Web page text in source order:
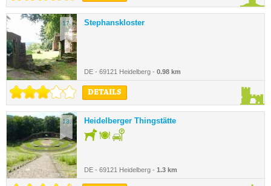
17. Stephanskloster
DE - 69121 Heidelberg - 0.98 km
DETAILS
18. Heidelberger Thingstätte
DE - 69121 Heidelberg - 1.3 km